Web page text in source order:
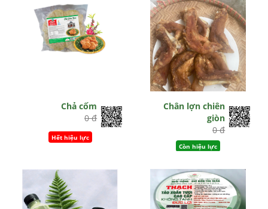
Chả cốm
0 đ
Hết hiệu lực
Chân lợn chiên
giòn
0 đ
Còn hiệu lực